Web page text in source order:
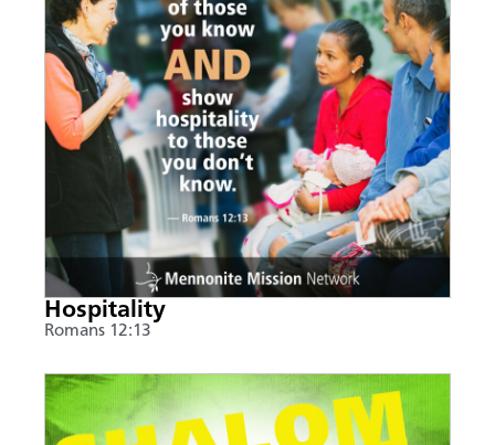
Hospitality
Romans 12:13